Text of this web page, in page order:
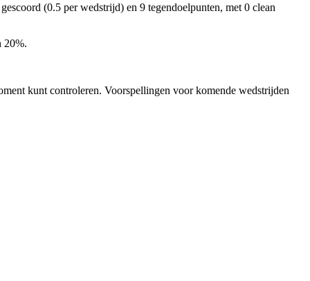
(0.5 per wedstrijd) en 9 tegendoelpunten, met 0 clean
20%.
kunt controleren. Voorspellingen voor komende wedstrijden